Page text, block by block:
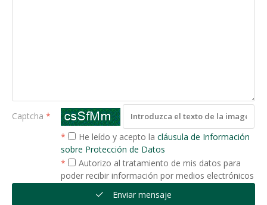
Captcha *
*
He leído y acepto la cláusula de Información
sobre Protección de Datos
*
Autorizo al tratamiento de mis datos para
poder recibir información por medios electrónicos
Enviar mensaje